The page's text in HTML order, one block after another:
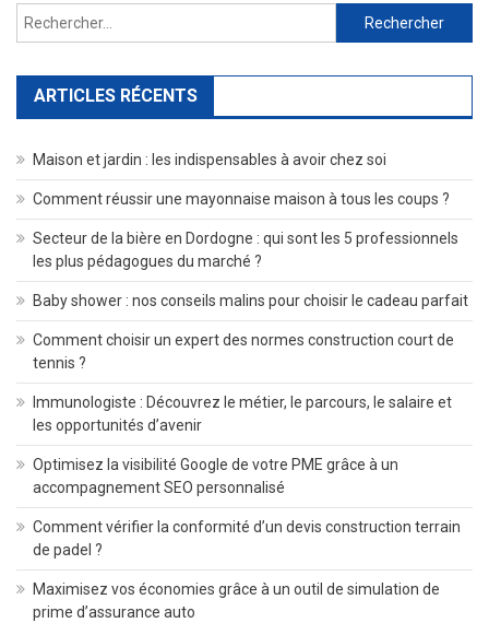
Bureau
?
Rechercher :
ARTICLES RÉCENTS
Maison et jardin : les indispensables à avoir chez soi
Comment réussir une mayonnaise maison à tous les coups ?
Secteur de la bière en Dordogne : qui sont les 5 professionnels
les plus pédagogues du marché ?
Baby shower : nos conseils malins pour choisir le cadeau parfait
Comment choisir un expert des normes construction court de
tennis ?
Immunologiste : Découvrez le métier, le parcours, le salaire et
les opportunités d’avenir
Optimisez la visibilité Google de votre PME grâce à un
accompagnement SEO personnalisé
Comment vérifier la conformité d’un devis construction terrain
de padel ?
Maximisez vos économies grâce à un outil de simulation de
prime d’assurance auto